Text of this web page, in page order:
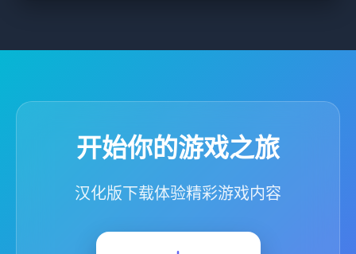
开始你的游戏之旅
汉化版下载体验精彩游戏内容